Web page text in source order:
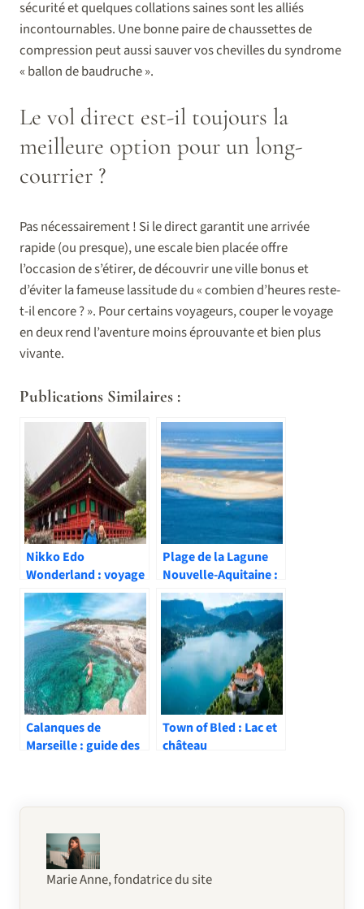
sécurité et quelques collations saines sont les alliés
incontournables. Une bonne paire de chaussettes de
compression peut aussi sauver vos chevilles du syndrome
« ballon de baudruche ».
Le vol direct est-il toujours la
meilleure option pour un long-
courrier ?
Pas nécessairement ! Si le direct garantit une arrivée
rapide (ou presque), une escale bien placée offre
l’occasion de s’étirer, de découvrir une ville bonus et
d’éviter la fameuse lassitude du « combien d’heures reste-
t-il encore ? ». Pour certains voyageurs, couper le voyage
en deux rend l’aventure moins éprouvante et bien plus
vivante.
Publications Similaires :
Nikko Edo
Wonderland : voyage
immersif dans le
Japon féodal
Plage de la Lagune
Nouvelle-Aquitaine :
nature et tranquillité
Calanques de
Marseille : guide des
Town of Bled : Lac et
château
Marie Anne, fondatrice du site